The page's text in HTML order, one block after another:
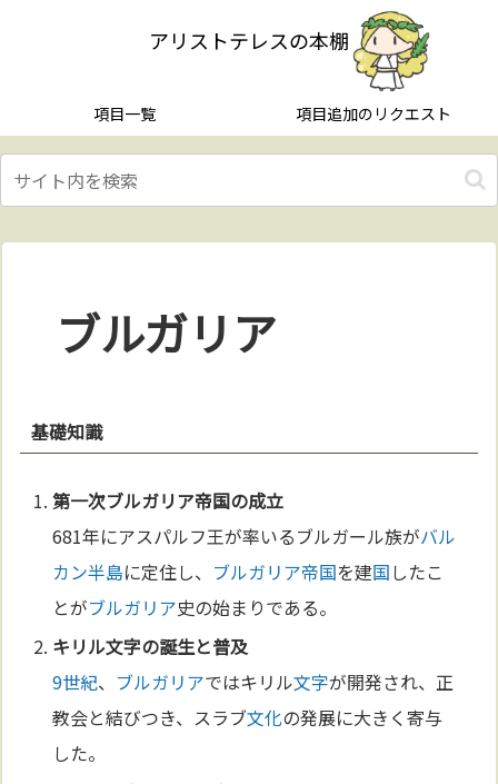
アリストテレスの本棚
項目一覧 項目追加のリクエスト
ブルガリア
基礎知識
第一次ブルガリア帝国の成立
681年にアスパルフ王が率いるブルガール族がバル
カン半島に定住し、 ブルガリア帝国を建国したこ
とがブルガリア史の始まりである。
キリル文字の誕生と普及
9世紀、 ブルガリアではキリル文字が開発され、正
教会と結びつき、スラブ文化の発展に大きく寄与
した。